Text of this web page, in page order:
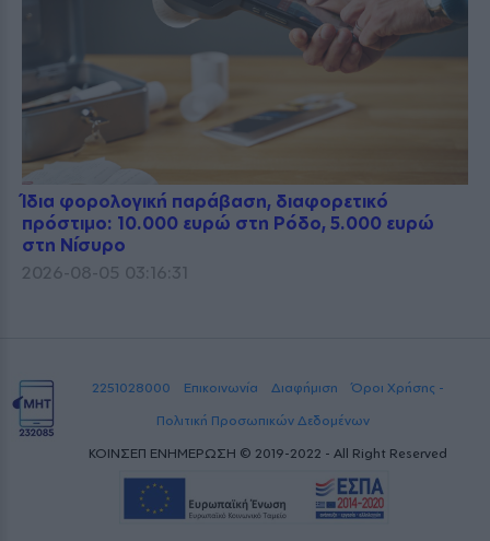
Ίδια φορολογική παράβαση, διαφορετικό
πρόστιμο: 10.000 ευρώ στη Ρόδο, 5.000 ευρώ
στη Νίσυρο
2026-08-05 03:16:31
2251028000 Επικοινωνία Διαφήμιση
Όροι Χρήσης -
Πολιτική Προσωπικών Δεδομένων
ΚΟΙΝΣΕΠ ΕΝΗΜΕΡΩΣΗ © 2019-2022 - All Right Reserved